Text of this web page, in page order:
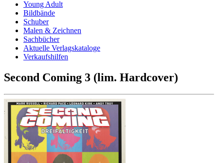
Young Adult
Bildbände
Schuber
Malen & Zeichnen
Sachbücher
Aktuelle Verlagskataloge
Verkaufshilfen
Second Coming 3 (lim. Hardcover)